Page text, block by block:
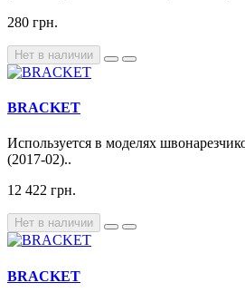
280 грн.
Нет в наличии
BRACKET
Используется в моделях
(2017-02)..
12 422 грн.
Нет в наличии
BRACKET